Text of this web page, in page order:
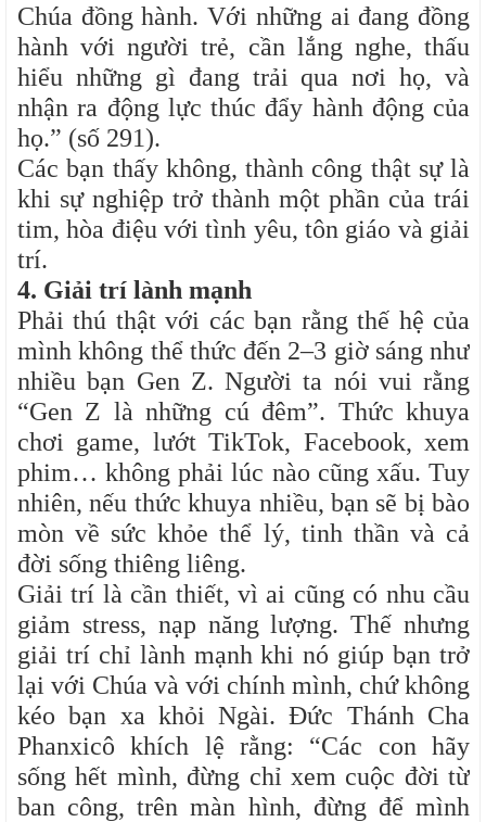
Chúa đồng hành. Với những ai đang đồng
hành với người trẻ, cần lắng nghe, thấu
hiểu những gì đang trải qua nơi họ, và
nhận ra động lực thúc đẩy hành động của
họ.” (số 291).
Các bạn thấy không, thành công thật sự là
khi sự nghiệp trở thành một phần của trái
tim, hòa điệu với tình yêu, tôn giáo và giải
trí.
4. Giải trí lành mạnh
Phải thú thật với các bạn rằng thế hệ của
mình không thể thức đến 2–3 giờ sáng như
nhiều bạn Gen Z. Người ta nói vui rằng
“Gen Z là những cú đêm”. Thức khuya
chơi game, lướt TikTok, Facebook, xem
phim… không phải lúc nào cũng xấu. Tuy
nhiên, nếu thức khuya nhiều, bạn sẽ bị bào
mòn về sức khỏe thể lý, tinh thần và cả
đời sống thiêng liêng.
Giải trí là cần thiết, vì ai cũng có nhu cầu
giảm stress, nạp năng lượng. Thế nhưng
giải trí chỉ lành mạnh khi nó giúp bạn trở
lại với Chúa và với chính mình, chứ không
kéo bạn xa khỏi Ngài. Đức Thánh Cha
Phanxicô khích lệ rằng: “Các con hãy
sống hết mình, đừng chỉ xem cuộc đời từ
ban công, trên màn hình, đừng để mình